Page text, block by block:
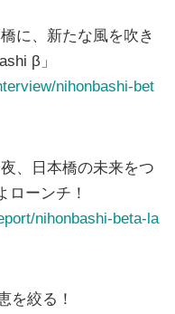
に、新たな風を吹き
β」
nihonbashi-bet
、日本橋の未来をつ
ローンチ！
nihonbashi-beta-la
を絞る！